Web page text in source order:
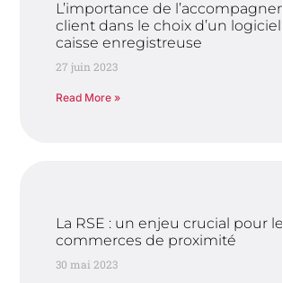
L’importance de
client dans le choix d’un
caisse enregistreuse
27 juin 2023
Read More »
La RSE : un enjeu crucial pour
commerces de proximité
30 mai 2023